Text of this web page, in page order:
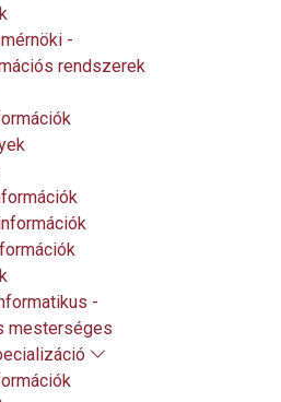
-
rendszerek
-
mesterséges